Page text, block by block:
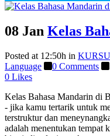
08 Jan Kelas
Posted at 12:50h in
Language
0 Comments
0 Likes
Kelas Bahasa Mandarin di
- jika kamu tertarik untuk
terstruktur dan
adalah menentukan tempat